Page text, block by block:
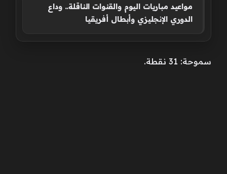
مواعيد مباريات اليوم والقنوات الناقلة.. وداع
الدوري الإنجليزي وأبطال أفريقيا
سموحة: 31 نقطة.